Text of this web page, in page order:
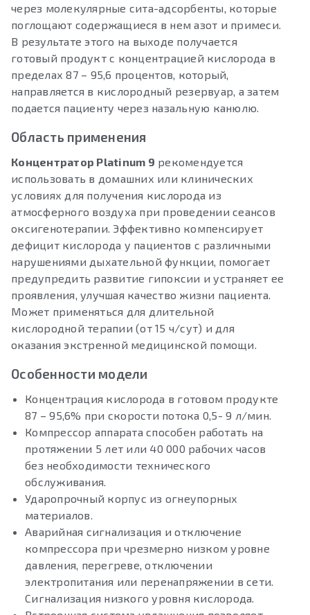
через молекулярные сита-адсорбенты, которые
поглощают содержащиеся в нем азот и примеси.
В результате этого на выходе получается
готовый продукт с концентрацией кислорода в
пределах 87 – 95,6 процентов, который,
направляется в кислородный резервуар, а затем
подается пациенту через назальную канюлю.
Область применения
Концентратор Platinum 9 рекомендуется
использовать в домашних или клинических
условиях для получения кислорода из
атмосферного воздуха при проведении сеансов
оксигенотерапии. Эффективно компенсирует
дефицит кислорода у пациентов с различными
нарушениями дыхательной функции, помогает
предупредить развитие гипоксии и устраняет ее
проявления, улучшая качество жизни пациента.
Может применяться для длительной
кислородной терапии (от 15 ч/сут) и для
оказания экстренной медицинской помощи.
Особенности модели
Концентрация кислорода в готовом продукте
87 – 95,6% при скорости потока 0,5- 9 л/мин.
Компрессор аппарата способен работать на
протяжении 5 лет или 40 000 рабочих часов
без необходимости технического
обслуживания.
Ударопрочный корпус из огнеупорных
материалов.
Аварийная сигнализация и отключение
компрессора при чрезмерно низком уровне
давления, перегреве, отключении
электропитания или перенапряжении в сети.
Сигнализация низкого уровня кислорода.